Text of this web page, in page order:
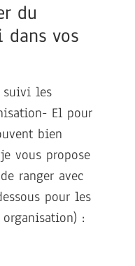
du
dans vos
suivi les
El pour
bien
vous propose
ranger avec
pour les
organisation) :